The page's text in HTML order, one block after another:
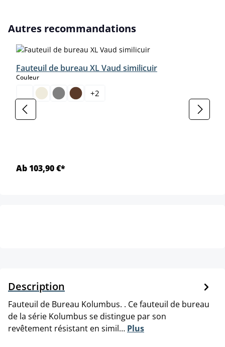
Ignorer la galerie de produits
Autres recommandations
Fauteuil de bureau XL Vaud similicuir
Couleurselect
+2
Ab 103,90 €*
Description
Fauteuil de Bureau Kolumbus. . Ce fauteuil de bureau
de la série Kolumbus se distingue par son
revêtement résistant en simil… Plus